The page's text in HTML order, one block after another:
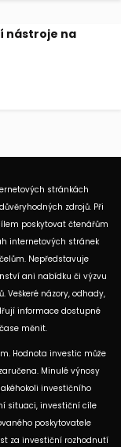
nástroje na
stránkách
zdrojů. Při
poskytovat čtenářům
internetových stránek
Nepředstavuje
ani nabídku či výzvu
Veškeré názory, odhady,
informace dostupné
měnit.
Hodnota investic může
Minulé výnosy
investičního
situaci, investiční cíle
poskytovatele
za investiční rozhodnutí